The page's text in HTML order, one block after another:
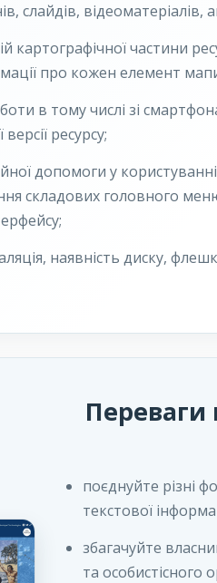
слайдів, відеоматеріалів,
частини
про кожен елемент
в тому числі зі
ресурсу;
допомоги у
складових головного
наявність диску,
Переваги
поєднуйте різні
текстової
збагачуйте
та особистісного